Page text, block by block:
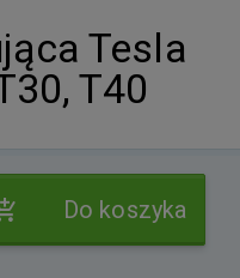
Tesla
T40
Do koszyka